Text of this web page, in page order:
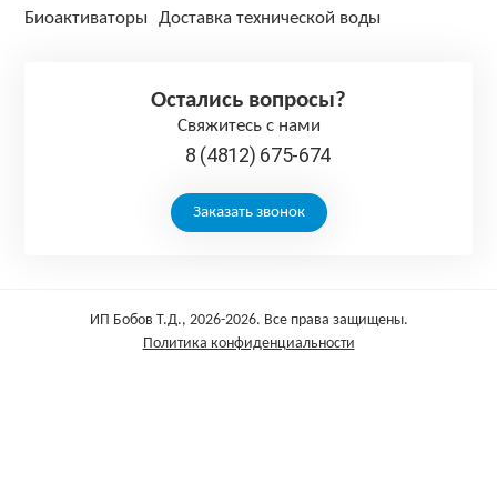
Биоактиваторы
Доставка технической воды
Остались вопросы?
Свяжитесь с нами
8 (4812) 675-674
Заказать звонок
ИП Бобов Т.Д., 2026-2026. Все права защищены.
Политика конфиденциальности